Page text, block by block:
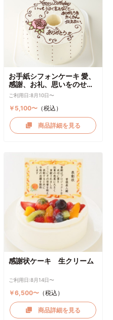
お手紙シフォンケーキ 愛、
感謝、お礼、思いをのせて
直径17cm
ご利用日:8月10日〜
￥5,100〜 （税込）
商品詳細を見る
感謝状ケーキ 生クリーム
ご利用日:8月14日〜
￥6,500〜 （税込）
商品詳細を見る